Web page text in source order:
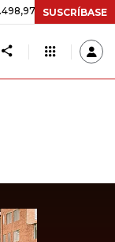
+$ 8.753,81 +2,19%
SUSCRÍBASE